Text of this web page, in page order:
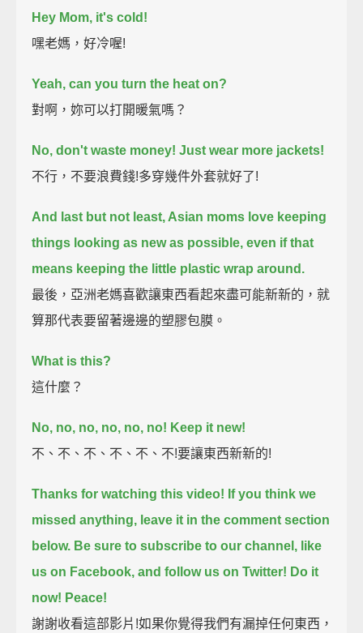
Hey Mom, it's cold!
嘿老媽，好冷喔!
Yeah, can you turn the heat on?
對啊，妳可以打開暖氣嗎？
No, don't waste money! Just wear more jackets!
不行，不要浪費錢!多穿幾件外套就好了!
And last but not least, Asian moms love keeping
things looking as new as possible, even if that
means keeping the little plastic wrap around.
最後，亞洲老媽喜歡讓東西看起來盡可能新新的，就
算那代表要留著邊邊的塑膠包膜。
What is this?
這什麼？
No, no, no, no, no, no! Keep it new!
不、不、不、不、不、不!要讓東西新新的!
Thanks for watching this video! If you think we
missed anything, leave it in the comment section
below. Be sure to subscribe to our channel, like
us on Facebook, and follow us on Twitter! Do it
now! Peace!
謝謝收看這部影片!如果你覺得我們有漏掉任何東西，